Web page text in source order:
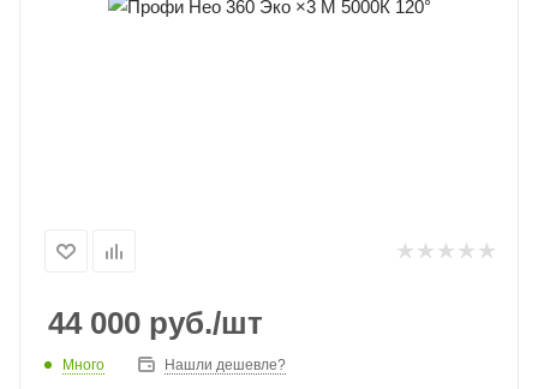
44 000 руб./шт
Много Нашли дешевле?